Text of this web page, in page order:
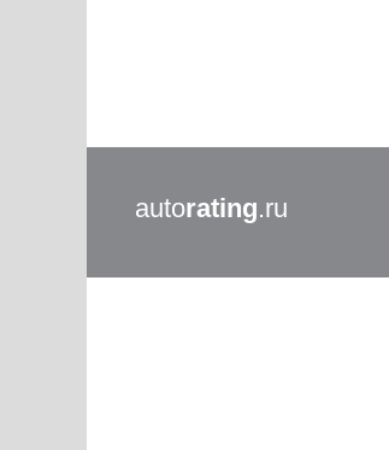
autorating.ru